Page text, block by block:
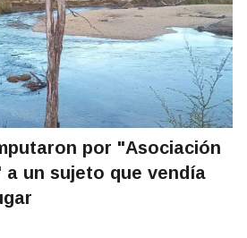
por "Asociación
un sujeto que vendía